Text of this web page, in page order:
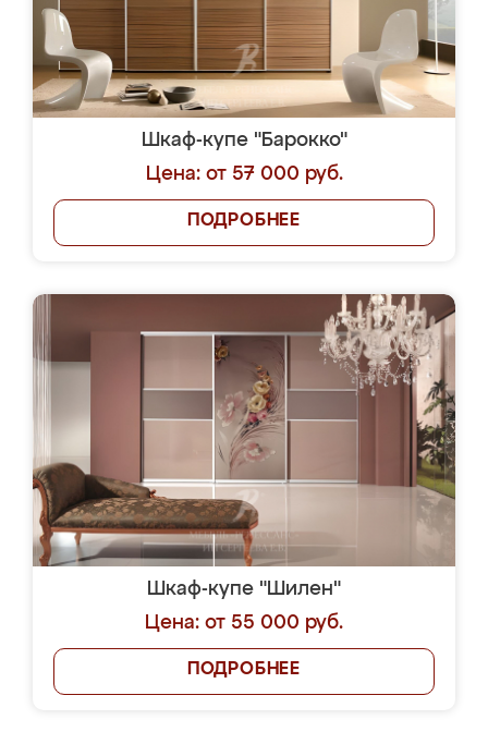
Шкаф-купе "Барокко"
Цена: от 57 000 руб.
ПОДРОБНЕЕ
Шкаф-купе "Шилен"
Цена: от 55 000 руб.
ПОДРОБНЕЕ